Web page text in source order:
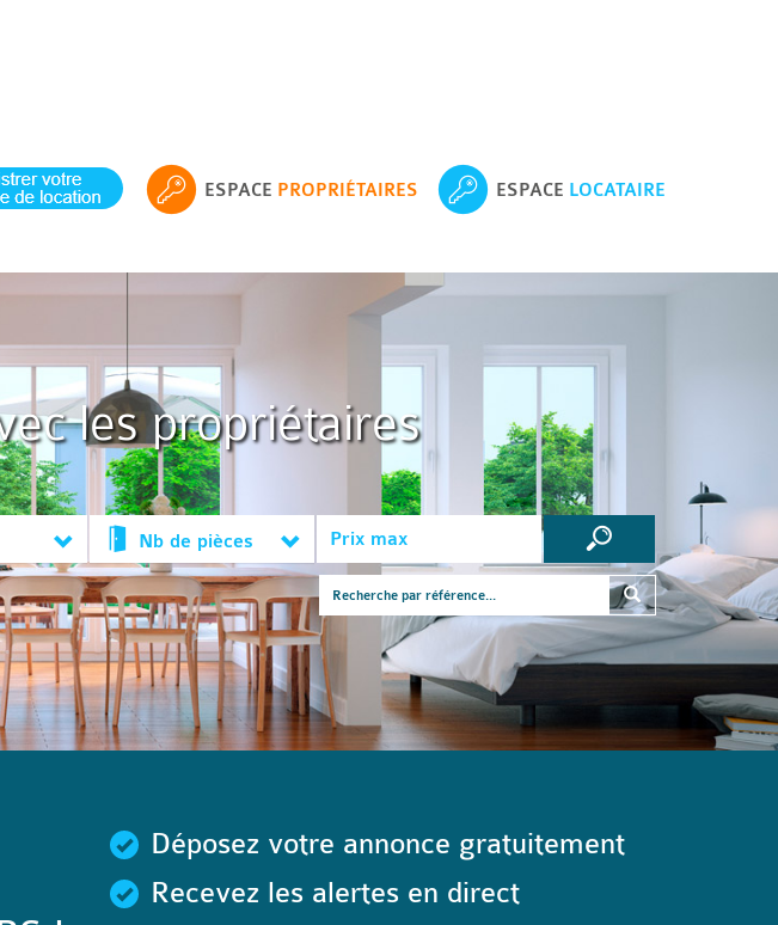
ESPACE PROPRIÉTAIRES ESPACE LOCATAIRE
les propriétaires
Nb de pièces
Déposez votre annonce gratuitement
Recevez les alertes en direct